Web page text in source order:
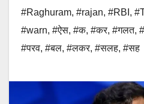
#Raghuram, #rajan, #RBI ,
#warn, #ऐस, #क, #कर, #गलत,
#परव, #बल, #लकर, #सलह, #सह